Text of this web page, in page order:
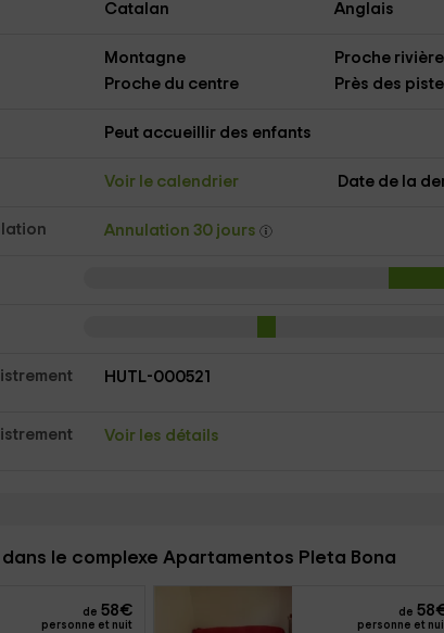
Catalan Anglais
Montagne Proche
Proche du centre
Près des
Peut accueillir des enfants
Voir le calendrier Date de la
Annulation 30 jours
HUTL-000521
Voir les détails
le complexe Apartamentos Pleta Bona
de 58€
personne et nuit
de 58
personne et